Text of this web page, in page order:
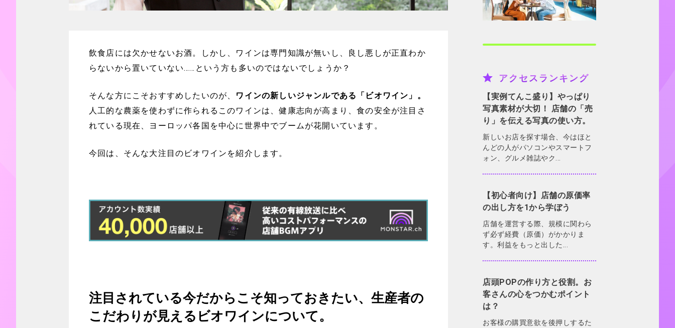
飲食店には欠かせないお酒。しかし、ワインは専門知識が無いし、良し悪しが正直わか
らないから置いていない……という方も多いのではないでしょうか？
そんな方にこそおすすめしたいのが、 ワインの新しいジャンルである「ビオワイン」。
人工的な農薬を使わずに作られるこのワインは、健康志向が高まり、食の安全が注目さ
れている現在、ヨーロッパ各国を中心に世界中でブームが花開いています。
今回は、そんな大注目のビオワインを紹介します。
注目されている今だからこそ知っておきたい、生産者の
こだわりが見えるビオワインについて。
アクセスランキング
【実例てんこ盛り】やっぱり
写真素材が大切！ 店舗の「売
り」を伝える写真の使い方。
新しいお店を探す場合、今はほと
んどの人がパソコンやスマートフ
ォン、グルメ雑誌やク...
【初心者向け】店舗の原価率
の出し方を1から学ぼう
店舗を運営する際、規模に関わら
ず必ず経費（原価）がかかりま
す。利益をもっと出した...
店頭POPの作り方と役割。お
客さんの心をつかむポイント
は？
お客様の購買意欲を後押しするた